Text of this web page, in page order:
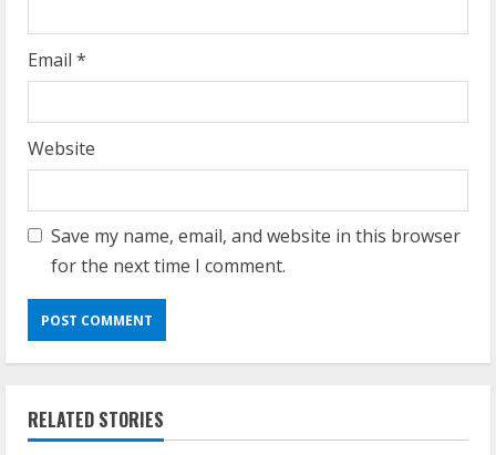
Email *
Website
Save my name, email, and website in this browser
for the next time I comment.
RELATED STORIES